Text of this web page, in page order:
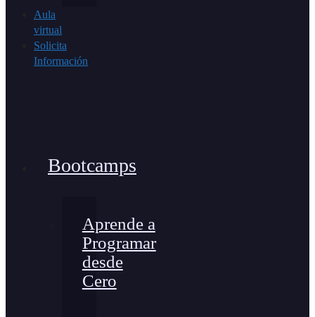
Aula
virtual
Solicita
Información
Bootcamps
Aprende a
Programar
desde
Cero